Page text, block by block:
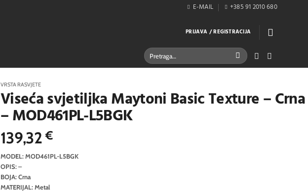
E-MAIL +385 91 2010 680
PRIJAVA / REGISTRACIJA
Pretraži:
VRSTA RASVJETE
Viseća svjetiljka Maytoni Basic Texture – Crna
– MOD461PL-L5BGK
139,32€
MODEL: MOD461PL-L5BGK
OPIS: –
BOJA: Crna
MATERIJAL: Metal